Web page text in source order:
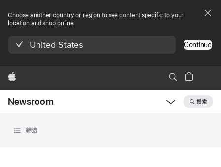
Choose another country or region to see content specific to your
location and shop online.
United States Continue
Apple
Newsroom 搜索
存
筛选